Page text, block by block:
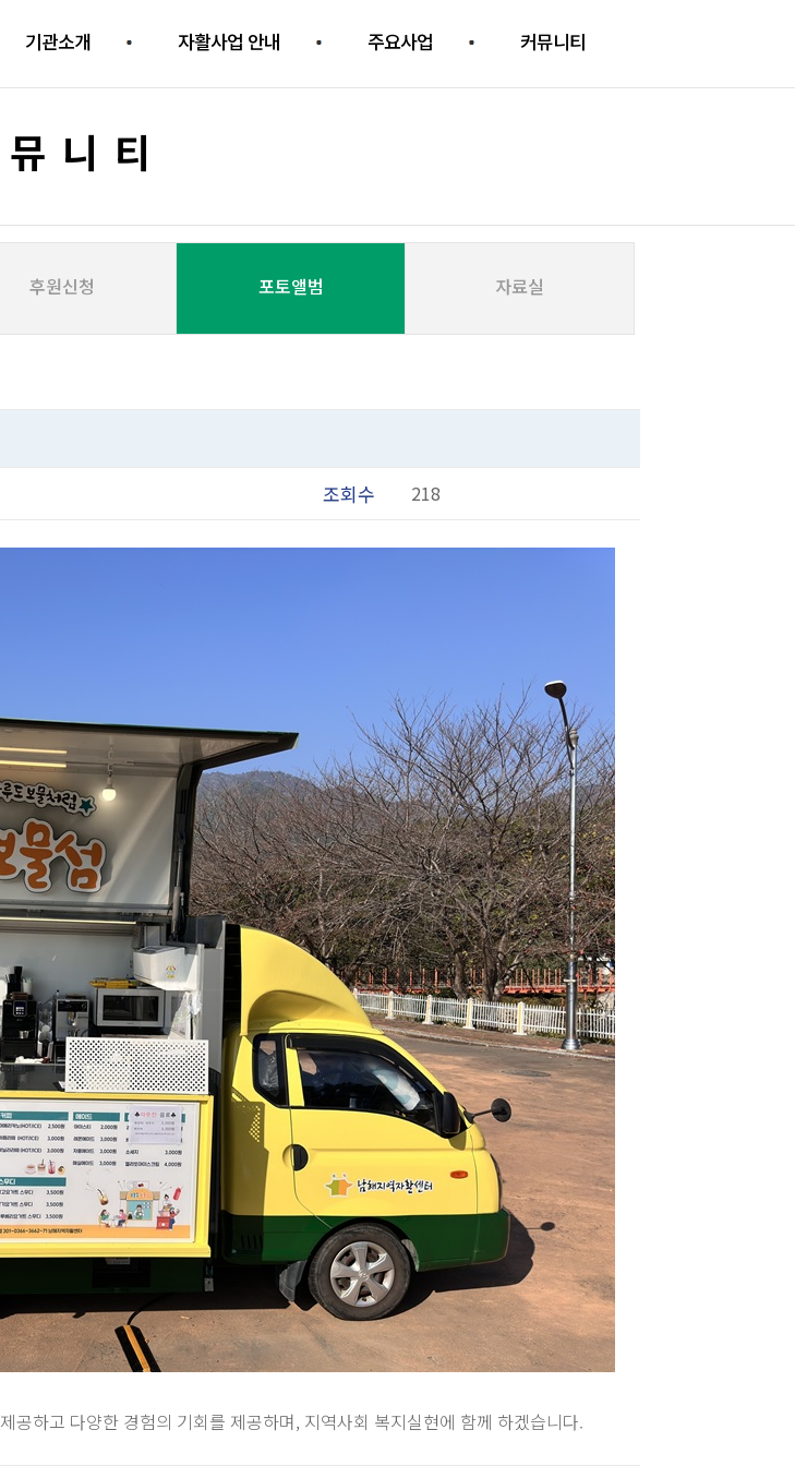
기관소개 자활사업 안내 주요사업 커뮤니티
니티
후원신청 포토앨범 자료실
조회수 218
하고 다양한 경험의 기회를 제공하며, 지역사회 복지실현에 함께 하겠습니다.